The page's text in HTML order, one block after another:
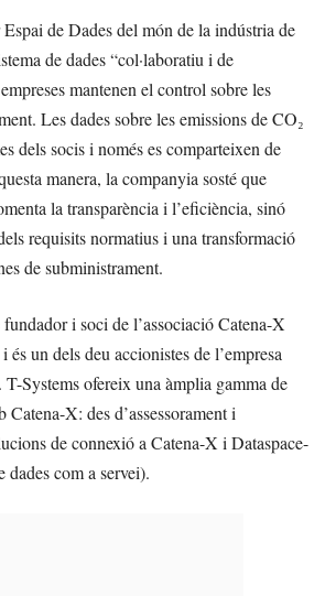
de Dades del món de la indústria de
de dades “col·laboratiu i de
mantenen el control sobre les
Les dades sobre les emissions de CO₂
dels socis i només es comparteixen de
manera, la companyia sosté que
la transparència i l’eficiència, sinó
requisits normatius i una transformació
de subministrament.
i soci de l’associació Catena-X
un dels deu accionistes de l’empresa
Systems ofereix una àmplia gamma de
Catena-X: des d’assessorament i
de connexió a Catena-X i Dataspace-
dades com a servei).